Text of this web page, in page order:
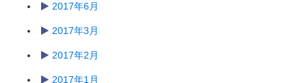
2017年6月
2017年3月
2017年2月
2017年1月